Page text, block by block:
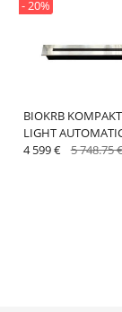
BIOKRB
LIGHT
- 20%
4 599 € 5 748.75